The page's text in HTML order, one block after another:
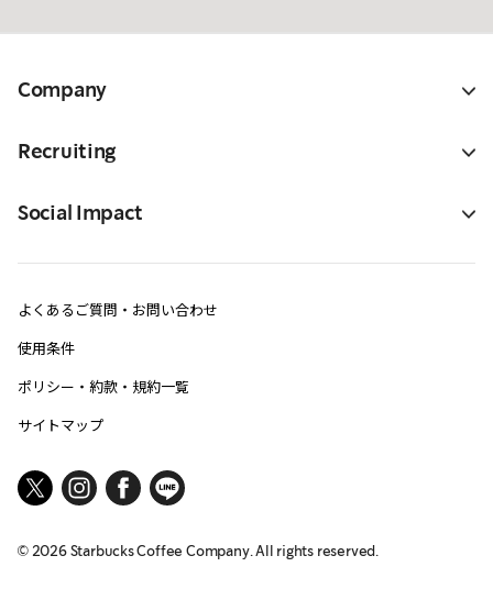
Company
Recruiting
Social Impact
よくあるご質問・お問い合わせ
使用条件
ポリシー・約款・規約一覧
サイトマップ
© 2026Starbucks Coffee Company. All rights reserved.